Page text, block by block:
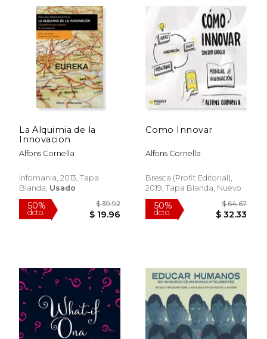
50%
dcto. $ 23.51
50%
La Alquimia de la
Innovacion
Alfons Cornella
Infomania, 2013, Tapa
Blanda, Usado
Como Innovar
Alfons Cornella
Bresca (Profit Editorial),
2019, Tapa Blanda, Nuevo